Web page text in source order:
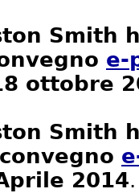
Smith
e-
ottobre
Smith
2014.